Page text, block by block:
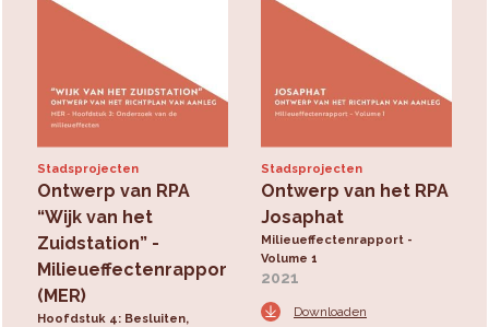
Stadsprojecten
Ontwerp van RPA
“Wijk van het
Zuidstation” -
Milieueffectenrapport
(MER)
Hoofdstuk 4: Besluiten,
Stadsprojecten
Ontwerp van het RPA
Josaphat
Milieueffectenrapport -
Volume 1
2021
Downloaden